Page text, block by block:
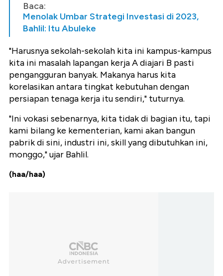
Baca:
Menolak Umbar Strategi Investasi di 2023,
Bahlil: Itu Abuleke
"Harusnya sekolah-sekolah kita ini kampus-kampus
kita ini masalah lapangan kerja A diajari B pasti
pengangguran banyak. Makanya harus kita
korelasikan antara tingkat kebutuhan dengan
persiapan tenaga kerja itu sendiri," tuturnya.
"Ini vokasi sebenarnya, kita tidak di bagian itu, tapi
kami bilang ke kementerian, kami akan bangun
pabrik di sini, industri ini, skill yang dibutuhkan ini,
monggo," ujar Bahlil.
(haa/haa)